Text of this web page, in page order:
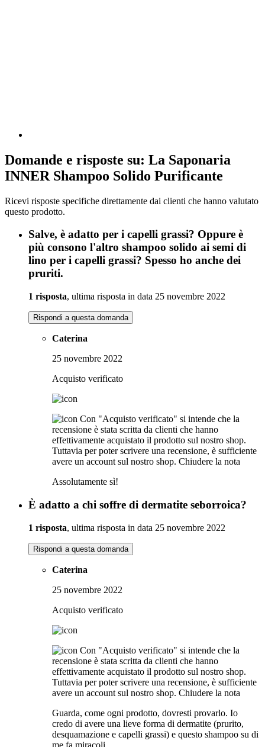
Domande e risposte su: La Saponaria
INNER Shampoo Solido Purificante
Ricevi risposte specifiche direttamente dai clienti che hanno valutato
questo prodotto.
Salve, è adatto per i capelli grassi? Oppure è
più consono l'altro shampoo solido ai semi di
lino per i capelli grassi? Spesso ho anche dei
pruriti.
1 risposta, ultima risposta in data 25 novembre 2022
Rispondi a questa domanda
Caterina
25 novembre 2022
Acquisto verificato
Con "Acquisto verificato" si intende che la
recensione è stata scritta da clienti che hanno
effettivamente acquistato il prodotto sul nostro shop.
Tuttavia per poter scrivere una recensione, è sufficiente
avere un account sul nostro shop. Chiudere la nota
Assolutamente sì!
È adatto a chi soffre di dermatite seborroica?
1 risposta, ultima risposta in data 25 novembre 2022
Rispondi a questa domanda
Caterina
25 novembre 2022
Acquisto verificato
Con "Acquisto verificato" si intende che la
recensione è stata scritta da clienti che hanno
effettivamente acquistato il prodotto sul nostro shop.
Tuttavia per poter scrivere una recensione, è sufficiente
avere un account sul nostro shop. Chiudere la nota
Guarda, come ogni prodotto, dovresti provarlo. Io
credo di avere una lieve forma di dermatite (prurito,
desquamazione e capelli grassi) e questo shampoo su di
me fa miracoli.